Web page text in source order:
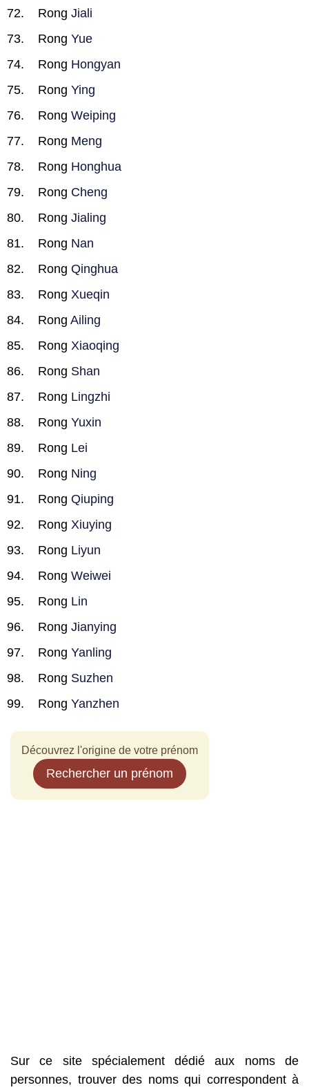
Rong Jiali
Rong Yue
Rong Hongyan
Rong Ying
Rong Weiping
Rong Meng
Rong Honghua
Rong Cheng
Rong Jialing
Rong Nan
Rong Qinghua
Rong Xueqin
Rong Ailing
Rong Xiaoqing
Rong Shan
Rong Lingzhi
Rong Yuxin
Rong Lei
Rong Ning
Rong Qiuping
Rong Xiuying
Rong Liyun
Rong Weiwei
Rong Lin
Rong Jianying
Rong Yanling
Rong Suzhen
Rong Yanzhen
Découvrez l'origine de votre prénom
Rechercher un prénom
Sur ce site spécialement dédié aux noms de
personnes, trouver des noms qui correspondent à